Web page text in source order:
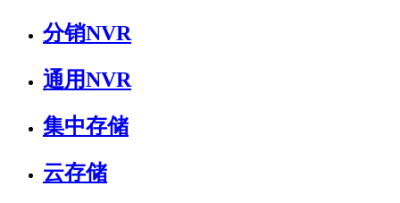
分销NVR
通用NVR
集中存储
云存储